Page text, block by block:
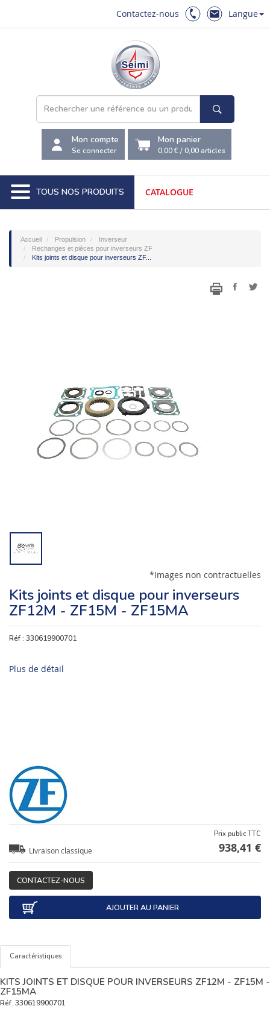
Contactez-nous Langue
Mon compte
Se connecter
Mon panier
0,00 €/0,00 articles
TOUS NOS PRODUITS CATALOGUE
Accueil Propulsion
Inverseur
Rechanges et pièces pour inverseurs ZF
Kits joints et disque pour inverseurs ZF...
*Images non contractuelles
Kits joints et disque pour inverseurs
ZF12M - ZF15M - ZF15MA
Réf : 330619900701
Plus de détail
Livraison classique
Prix public TTC
938,41 €
CONTACTEZ-NOUS
AJOUTER AU PANIER
Caractéristiques
KITS JOINTS ET DISQUE POUR INVERSEURS ZF12M - ZF15M -
ZF15MA
Réf. 330619900701